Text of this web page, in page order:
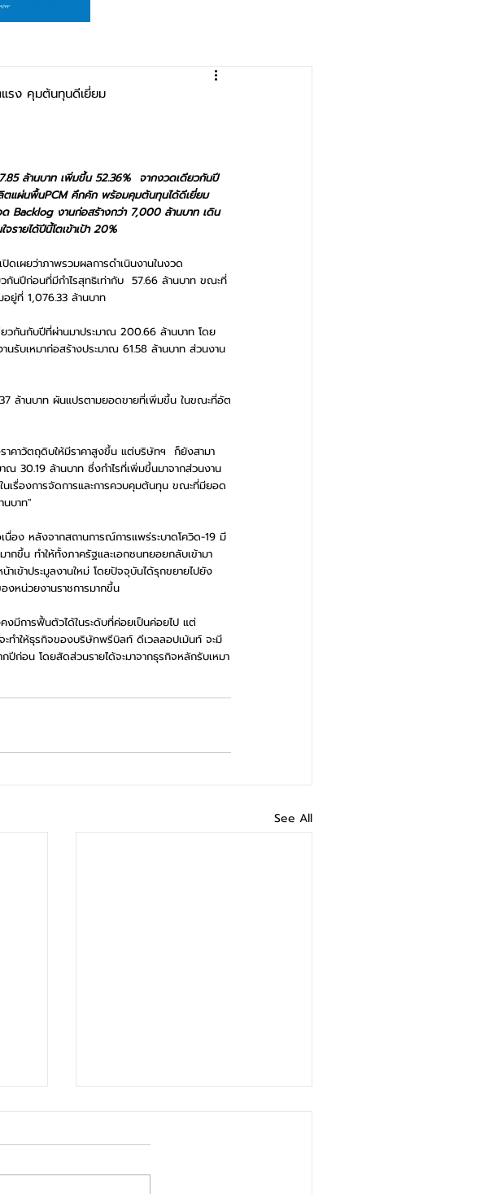
แรง คุมต้นทุนดีเยี่ยม
ล้านบาท เพิ่มขึ้น 52.36%  จากงวดเดียวกันปี
ตแผ่นพื้นPCM คึกคัก พร้อมคุมต้นทุนได้ดีเยี่ยม
Backlog งานก่อสร้างกว่า 7,000 ล้านบาท เดิน
รายได้ปีนี้โตเข้าเป้า 20%
เผยว่าภาพรวมผลการดำเนินงานในงวด
นปีก่อนที่มีกำไรสุทธิเท่ากับ  57.66 ล้านบาท ขณะที่
ยู่ที่ 1,076.33 ล้านบาท
วกันกับปีที่ผ่านมาประมาณ 200.66 ล้านบาท โดย
รับเหมาก่อสร้างประมาณ 61.58 ล้านบาท ส่วนงาน
ล้านบาท ผันแปรตามยอดขายที่เพิ่มขึ้น ในขณะที่อัต
าคาวัตถุดิบให้มีราคาสูงขึ้น แต่บริษัทฯ  ก็ยังสามา
ณ 30.19 ล้านบาท ซึ่งกําไรที่เพิ่มขึ้นมาจากส่วนงาน
เรื่องการจัดการและการควบคุมต้นทุน ขณะที่มียอด
บาท"
นื่อง หลังจากสถานการณ์การแพร่ระบาดโควิด-19 มี
กขึ้น ทำให้ทั้งภาครัฐและเอกชนทยอยกลับเข้ามา
เข้าประมูลงานใหม่ โดยปัจจุบันได้รุกขยายไปยัง
องหน่วยงานราชการมากขึ้น
งมีการฟื้นตัวได้ในระดับที่ค่อยเป็นค่อยไป แต่
ำให้ธุรกิจของบริษัทพรีบิลท์ ดีเวลลอปเม้นท์ จะมี
ก่อน โดยสัดส่วนรายได้จะมาจากธุรกิจหลักรับเหมา
See All